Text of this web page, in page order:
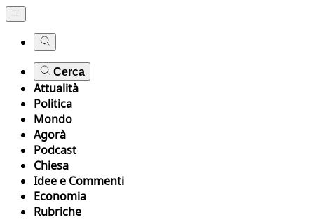
Cerca
Attualità
Politica
Mondo
Agorà
Podcast
Chiesa
Idee e Commenti
Economia
Rubriche